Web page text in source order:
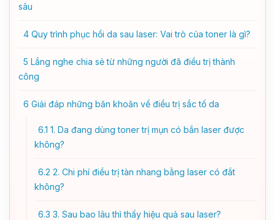
sâu
4 Quy trình phục hồi da sau laser: Vai trò của toner là gì?
5 Lắng nghe chia sẻ từ những người đã điều trị thành
công
6 Giải đáp những băn khoăn về điều trị sắc tố da
6.1 1. Da đang dùng toner trị mụn có bắn laser được
không?
6.2 2. Chi phí điều trị tàn nhang bằng laser có đắt
không?
6.3 3. Sau bao lâu thì thấy hiệu quả sau laser?